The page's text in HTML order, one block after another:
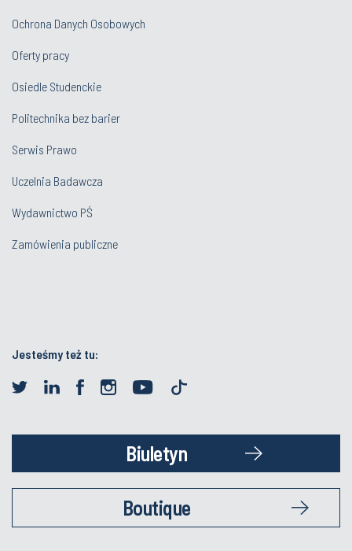
Ochrona Danych Osobowych
Oferty pracy
Osiedle Studenckie
Politechnika bez barier
Serwis Prawo
Uczelnia Badawcza
Wydawnictwo PŚ
Zamówienia publiczne
Jesteśmy też tu:
Biuletyn
Boutique